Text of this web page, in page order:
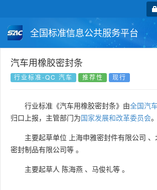
全国标准信息公共服务平台
国家标准
国外标准 技术委员会
汽车用橡胶密封条
行业标准-QC 汽车 推荐性 现行
行业标准《汽车用橡胶密封条》由全国汽
归口上报，主管部门为国家发展和改革委员会。
主要起草单位 上海申雅密封件有限公司 、
密封制品有限公司等 。
主要起草人 陈海燕 、 马俊礼等 。